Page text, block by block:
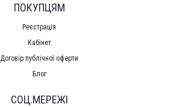
ПОКУПЦЯМ
Реєстрація
Кабінет
Договір публічної оферти
Блог
СОЦ.МЕРЕЖІ